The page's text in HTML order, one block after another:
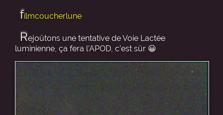
filmcoucherlune
Rejoûtons une tentative de Voie Lactée
luminienne, ça fera l’APOD, c’est sûr 😀